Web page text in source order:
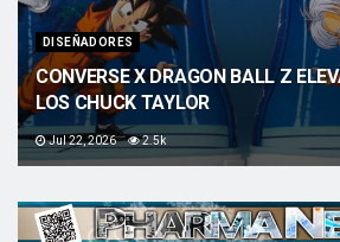
DISEÑADORES
CONVERSE X DRAGON BALL Z
LOS CHUCK TAYLOR
Jul 22, 2026 2.5k